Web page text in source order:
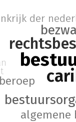
algemene
beroep
der